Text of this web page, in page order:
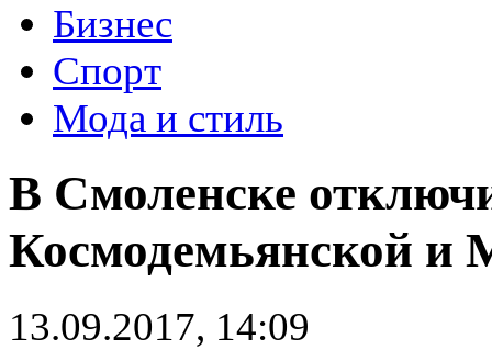
Бизнес
Спорт
Мода и стиль
В Смоленске
Космодемьянской и
13.09.2017, 14:09